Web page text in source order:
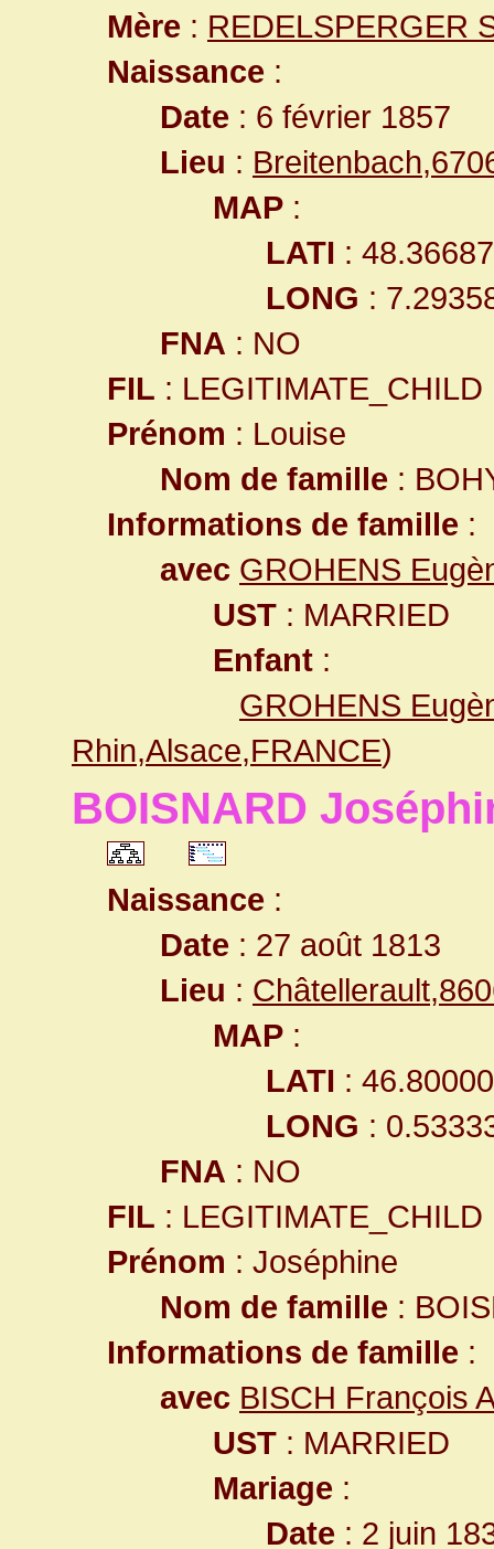
Mère : REDELSPERGER
Naissance :
Date : 6 février 1857
Lieu :
MAP :
LATI :
LONG :
FNA : NO
FIL : LEGITIMATE_CHILD
Prénom : Louise
Nom de famille :
Informations de famille :
avec GROHENS
UST : MARRIED
Enfant :
GROHENS
Rhin,Alsace,FRANCE)
BOISNARD
Naissance :
Date : 27 août 1813
Lieu :
MAP :
LATI :
LONG :
FNA : NO
FIL : LEGITIMATE_CHILD
Prénom : Joséphine
Nom de famille :
Informations de famille :
avec BISCH François
UST : MARRIED
Mariage :
Date : 2 juin